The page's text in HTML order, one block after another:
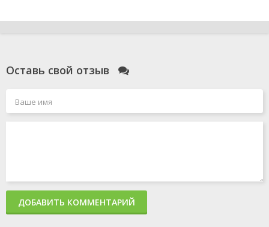
Оставь свой отзыв
ДОБАВИТЬ КОММЕНТАРИЙ